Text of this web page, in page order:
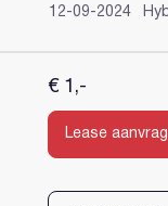
Inloggen
12-09-2024
€ 1,-
Lease